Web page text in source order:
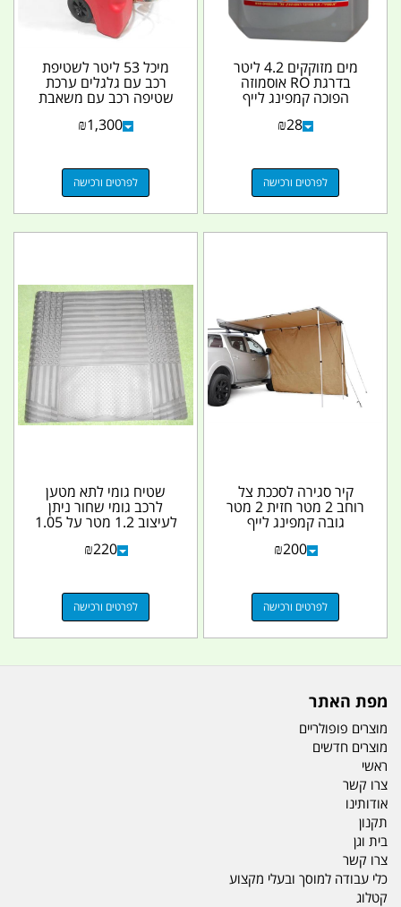
מים מזוקקים 4.2 ליטר
בדרגת RO אוסמוזה
הפוכה קמפינג לייף
₪28
לפרטים ורכישה
מיכל 53 ליטר לשטיפת
רכב עם גלגלים ערכת
שטיפה רכב עם משאבת
כלי... ₪1,300
לפרטים ורכישה
קיר סגירה לסככת צל
רוחב 2 מטר חזית 2 מטר
גובה קמפינג לייף
₪200
לפרטים ורכישה
שטיח גומי לתא מטען
לרכב גומי שחור ניתן
לעיצוב 1.2 מטר על 1.05
₪220
לפרטים ורכישה
מפת האתר
מוצרים פופולריים
מוצרים חדשים
ראשי
צרו קשר
אודותינו
תקנון
בית וגן
צרו קשר
כלי עבודה למוסך ובעלי מקצוע
קטלוג